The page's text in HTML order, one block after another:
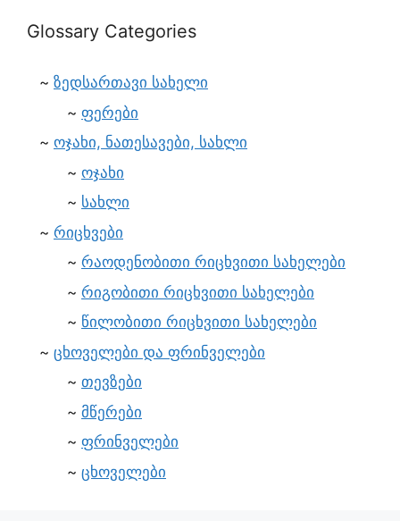
Glossary Categories
ზედსართავი სახელი
ფერები
ოჯახი, ნათესავები, სახლი
ოჯახი
სახლი
რიცხვები
რაოდენობითი რიცხვითი სახელები
რიგობითი რიცხვითი სახელები
წილობითი რიცხვითი სახელები
ცხოველები და ფრინველები
თევზები
მწერები
ფრინველები
ცხოველები